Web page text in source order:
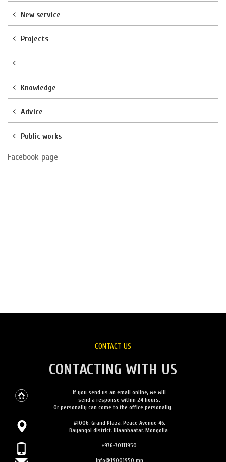
New service
Projects
Knowledge
Advice
Public works
Facebook page
CONTACT US
CONTACTING WITH US
If you send us an email online, we will
send a response within 24 hours.
Or personally can come to the office personally.
#1006, Grand Plaza, Peace Avenue 46,
Bayangol district, Ulaanbaatar, Mongolia
+976-70111950